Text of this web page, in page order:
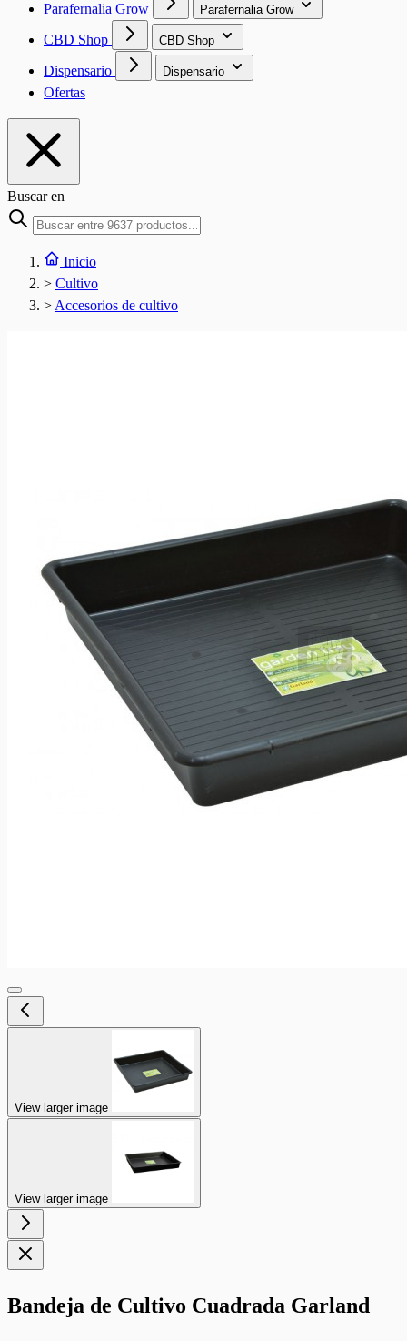
Parafernalia Grow Parafernalia Grow
CBD Shop CBD Shop
Dispensario Dispensario
Ofertas
Buscar en
Inicio
> Cultivo
> Accesorios de cultivo
View larger image
View larger image
Bandeja de Cultivo Cuadrada Garland